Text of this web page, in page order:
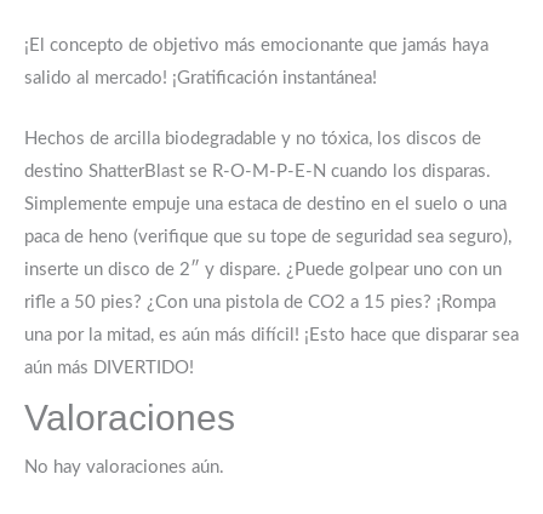
¡El concepto de objetivo más emocionante que jamás haya
salido al mercado! ¡Gratificación instantánea!
Hechos de arcilla biodegradable y no tóxica, los discos de
destino ShatterBlast se R-O-M-P-E-N cuando los disparas.
Simplemente empuje una estaca de destino en el suelo o una
paca de heno (verifique que su tope de seguridad sea seguro),
inserte un disco de 2″ y dispare. ¿Puede golpear uno con un
rifle a 50 pies? ¿Con una pistola de CO2 a 15 pies? ¡Rompa
una por la mitad, es aún más difícil! ¡Esto hace que disparar sea
aún más DIVERTIDO!
Valoraciones
No hay valoraciones aún.